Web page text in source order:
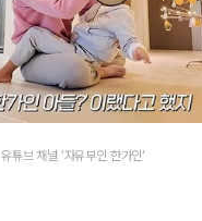
유튜브 채널 '자유부인 한가인'